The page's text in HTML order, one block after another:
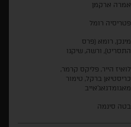
אמרה ארקמן
פטריסיה רומל
מינכן, רומא (פרס
התסריט), ורשה, שיקגו
לואיז הייר, פליקס קרמר,
כריסטיאן ברקל, טימור
מאגומדגאג'אייב
בטה סינמה